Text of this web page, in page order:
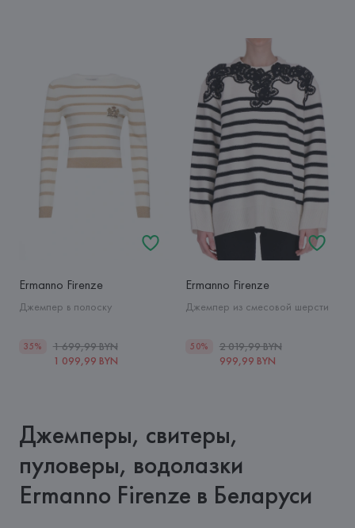
Ermanno Firenze
Джемпер в полоску
35%
1 699,99 BYN
1 099,99 BYN
Ermanno Firenze
Джемпер из смесовой шерсти
50%
2 019,99 BYN
999,99 BYN
Джемперы, свитеры,
пуловеры, водолазки
Ermanno Firenze в Беларуси